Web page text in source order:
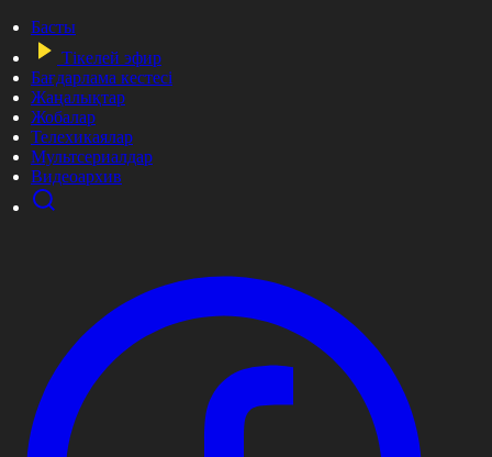
Басты
Тікелей эфир
Бағдарлама кестесі
Жаңалықтар
Жобалар
Телехикаялар
Мультсериалдар
Видеоархив